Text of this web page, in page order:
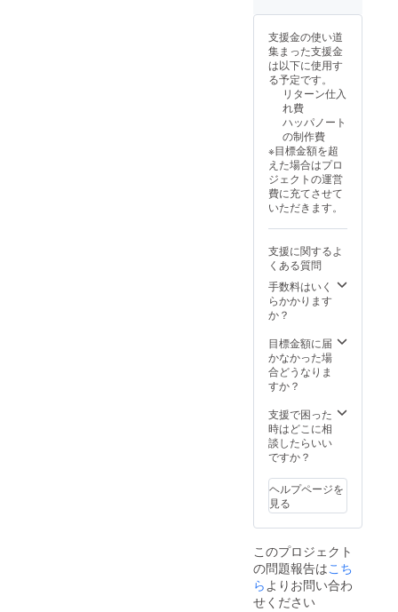
冊数を
増やせ
ます！
4,300円
上乗せ
＝1冊上
乗せ
上乗せ
＝2冊上
乗せ
12,900
円上乗
せ＝3冊
上乗せ
※送料・
※通常販
売価格
は1冊
5,000円
冊数を
ます！
4,300円
上乗せ
＝1冊上
乗せ
上乗せ
＝2冊上
乗せ
12,900
円上乗
せ＝3冊
上乗せ
※送料・
※通常販
売価格
は1冊
5,000円
の予定
支援金の使い道
集まった支援金
は以下に使用す
る予定です。
リターン仕入
れ費
ハッパノート
の制作費
※目標金額を超
えた場合はプロ
ジェクトの運営
費に充てさせて
いただきます。
支援に関するよ
くある質問
手数料はいく
らかかります
か？
目標金額に届
かなかった場
合どうなりま
すか？
支援で困った
時はどこに相
談したらいい
ですか？
ヘルプページを
見る
このプロジェクト
の問題報告はこち
らよりお問い合わ
せください